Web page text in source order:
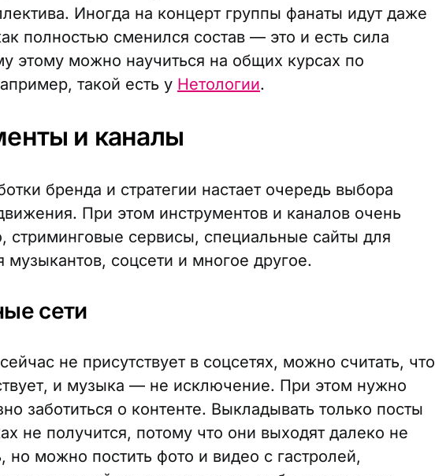
Иногда на концерт группы фанаты идут даже
полностью сменился состав — это и есть сила
этому можно научиться на общих курсах по
такой есть у Нетологии.
и каналы
бренда и стратегии настает очередь выбора
При этом инструментов и каналов очень
стриминговые сервисы, специальные сайты для
музыкантов, соцсети и многое другое.
сети
не присутствует в соцсетях, можно считать, что
и музыка — не исключение. При этом нужно
заботиться о контенте. Выкладывать только посты
не получится, потому что они выходят далеко не
но можно постить фото и видео с гастролей,